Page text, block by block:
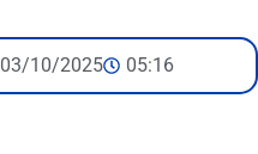
03/10/2025 05:16